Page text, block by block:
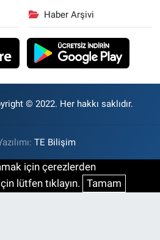
Haber Arşivi
© 2022. Her hakkı saklıdır.
TE Bilişim
için çerezlerden
lütfen tıklayın. Tamam